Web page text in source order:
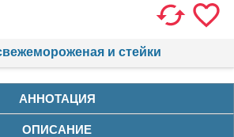
и стейки
АННОТАЦИЯ
ОПИСАНИЕ